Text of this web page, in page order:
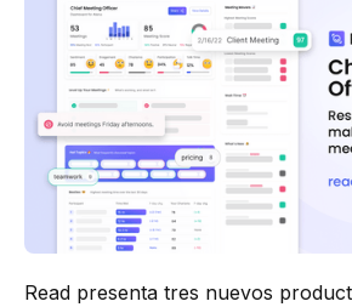
Read presenta tres nuevos